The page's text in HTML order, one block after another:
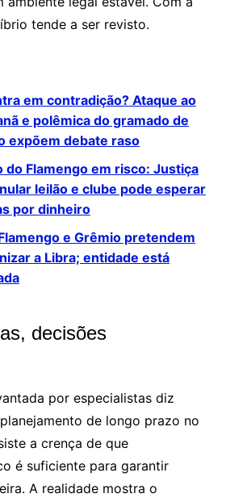
tende a ser revisto.
em contradição? Ataque ao
e polêmica do gramado de
expõem debate raso
do Flamengo em risco: Justiça
leilão e clube pode esperar
por dinheiro
e Grêmio pretendem
a Libra; entidade está
decisões
por especialistas diz
de longo prazo no
a crença de que
é suficiente para garantir
A realidade mostra o